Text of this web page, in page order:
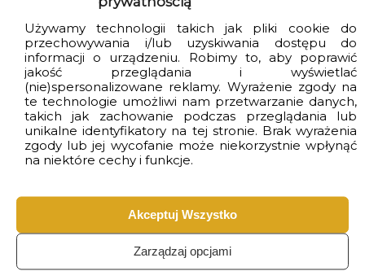
Używamy technologii takich jak pliki cookie do
przechowywania i/lub uzyskiwania dostępu do
informacji o urządzeniu. Robimy to, aby poprawić
jakość przeglądania i wyświetlać
(nie)spersonalizowane reklamy. Wyrażenie zgody na
te technologie umożliwi nam przetwarzanie danych,
takich jak zachowanie podczas przeglądania lub
unikalne identyfikatory na tej stronie. Brak wyrażenia
zgody lub jej wycofanie może niekorzystnie wpłynąć
na niektóre cechy i funkcje.
Akceptuj Wszystko
Zarządzaj opcjami
Kupujesz bezpiecznie: produkt polski i
ekologiczny
Dostawagratisprzy zakupach za min. 399zł
Czas realizacjiod 2 do 4 dniroboczych
Wizualizacje